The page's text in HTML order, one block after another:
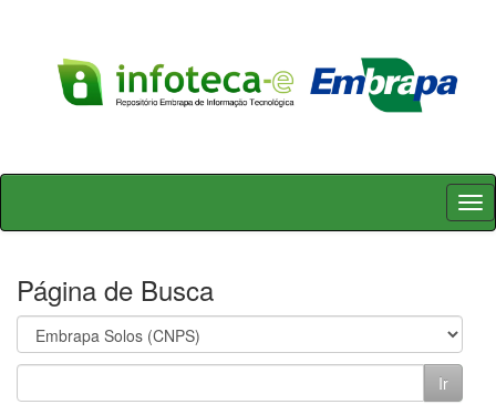
Skip
Página de Busca